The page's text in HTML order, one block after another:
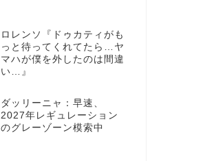
ロレンソ『ドゥカティがも
っと待ってくれてたら…ヤ
マハが僕を外したのは間違
い…』
ダッリーニャ：早速、
2027年レギュレーション
のグレーゾーン模索中